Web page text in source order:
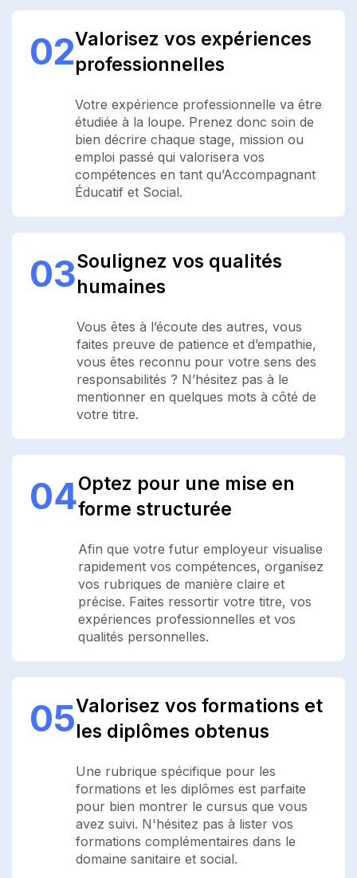
02Valorisez vos expériences
professionnelles
Votre expérience professionnelle va être
étudiée à la loupe. Prenez donc soin de
bien décrire chaque stage, mission ou
emploi passé qui valorisera vos
compétences en tant qu’Accompagnant
Éducatif et Social.
03Soulignez vos qualités
humaines
Vous êtes à l’écoute des autres, vous
faites preuve de patience et d’empathie,
vous êtes reconnu pour votre sens des
responsabilités ? N’hésitez pas à le
mentionner en quelques mots à côté de
votre titre.
04Optez pour une mise en
forme structurée
Afin que votre futur employeur visualise
rapidement vos compétences, organisez
vos rubriques de manière claire et
précise. Faites ressortir votre titre, vos
expériences professionnelles et vos
qualités personnelles.
05Valorisez vos formations et
les diplômes obtenus
Une rubrique spécifique pour les
formations et les diplômes est parfaite
pour bien montrer le cursus que vous
avez suivi. N'hésitez pas à lister vos
formations complémentaires dans le
domaine sanitaire et social.